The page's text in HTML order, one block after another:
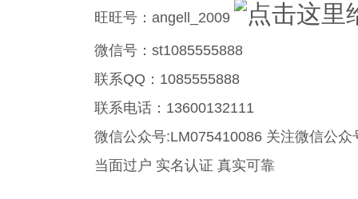
旺旺号：angell_2009
微信号：st1085555888
联系QQ：1085555888
联系电话：13600132111
微信公众号:LM075410086 关注微信公
当面过户 实名认证 真实可靠